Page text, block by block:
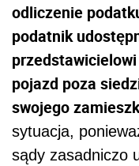
odliczenie
podatnik
pojazd poza
swojego
sytuacja,
sądy zasadniczo